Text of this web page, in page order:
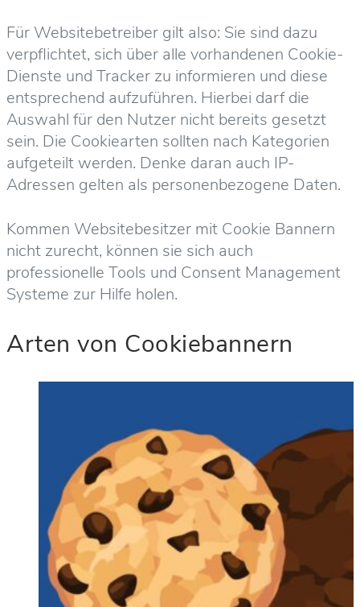
Für Websitebetreiber gilt also: Sie sind dazu
verpflichtet, sich über alle vorhandenen Cookie-
Dienste und Tracker zu informieren und diese
entsprechend aufzuführen. Hierbei darf die
Auswahl für den Nutzer nicht bereits gesetzt
sein. Die Cookiearten sollten nach Kategorien
aufgeteilt werden. Denke daran auch IP-
Adressen gelten als personenbezogene Daten.
Kommen Websitebesitzer mit Cookie Bannern
nicht zurecht, können sie sich auch
professionelle Tools und Consent Management
Systeme zur Hilfe holen.
Arten von Cookiebannern